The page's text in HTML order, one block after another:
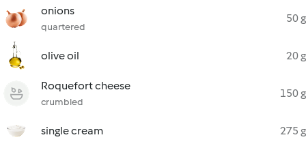
onions
quartered
50 g
olive oil 20 g
Roquefort cheese
crumbled
150 g
single cream 275 g